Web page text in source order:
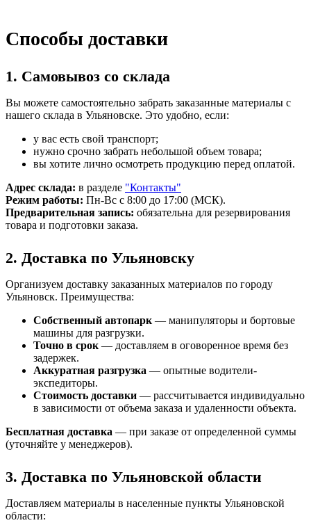
Способы доставки
1. Самовывоз со склада
Вы можете самостоятельно забрать заказанные материалы с
нашего склада в Ульяновске. Это удобно, если:
у вас есть свой транспорт;
нужно срочно забрать небольшой объем товара;
вы хотите лично осмотреть продукцию перед оплатой.
Адрес склада: в разделе "Контакты"
Режим работы: Пн-Вс с 8:00 до 17:00 (МСК).
Предварительная запись: обязательна для резервирования
товара и подготовки заказа.
2. Доставка по Ульяновску
Организуем доставку заказанных материалов по городу
Ульяновск. Преимущества:
Собственный автопарк — манипуляторы и бортовые
машины для разгрузки.
Точно в срок — доставляем в оговоренное время без
задержек.
Аккуратная разгрузка — опытные водители-
экспедиторы.
Стоимость доставки — рассчитывается индивидуально
в зависимости от объема заказа и удаленности объекта.
Бесплатная доставка — при заказе от определенной суммы
(уточняйте у менеджеров).
3. Доставка по Ульяновской области
Доставляем материалы в населенные пункты Ульяновской
области: